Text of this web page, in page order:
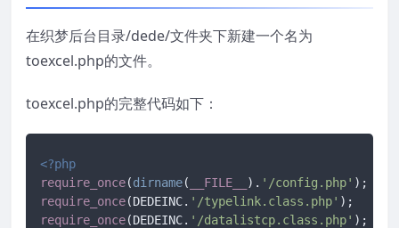
在织梦后台目录/dede/文件夹下新建一个名为
toexcel.php的文件。
toexcel.php的完整代码如下：
<?php
require_once(dirname( __FILE__ ). '/config.php'
require_once(DEDEINC. '/typelink.class.php'
require_once(DEDEINC. '/datalistcp.class.php'